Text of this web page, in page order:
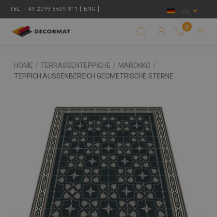
TEL: +49 2099 5509 311 [ ENG ] DE
0
HOME / TERRASSENTEPPICHE / MAROKKO /
TEPPICH AUSSENBEREICH GEOMETRISCHE STERNE